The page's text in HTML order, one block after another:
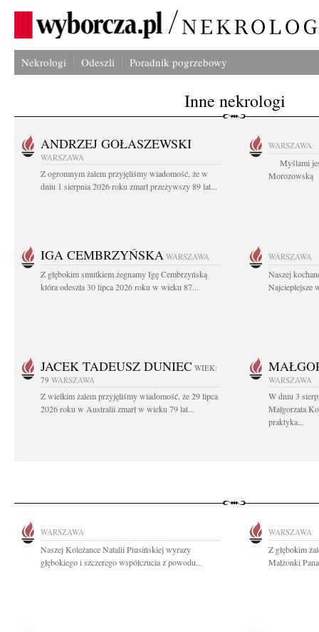
Nekrologi Odeszli Poradnik pogrzebowy
Inne nekrologi
ANDRZEJ GOŁASZEWSKI
WARSZAWA
Z ogromnym żalem przyjęliśmy wiadomość, że w
dniu 1 sierpnia 2026 roku zmarł przeżywszy 89 lat...
WARSZAWA
Myślami
Morozowską
IGA CEMBRZYŃSKA WARSZAWA
Z głębokim smutkiem żegnamy Igę Cembrzyńską
która odeszła 30 lipca 2026 roku w wieku 87...
WARSZAWA
Naszej
Najcieplejsze
JACEK TADEUSZ DUNIEC WIEK:
79 WARSZAWA
Z wielkim żalem przyjęliśmy wiadomość, że 29 lipca
2026 roku w Australii zmarł w wieku 79 lat...
WARSZAWA
W dniu 3
Małgorzata
praktyka...
WARSZAWA
Naszej Koleżance Natalii Piusińskiej wyrazy
głębokiego i szczerego współczucia z powodu...
WARSZAWA
Z głębokim
Małżonki